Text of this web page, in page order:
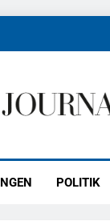
POLITIK